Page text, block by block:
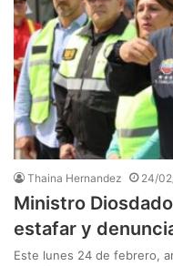
Thaina Hernandez 24/
Ministro
estafar y
Este lunes 24 de febrero,